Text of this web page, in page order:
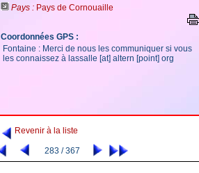
Pays : Pays de Cornouaille
Coordonnées GPS :
Fontaine : Merci de nous les communiquer si vous
les connaissez à lassalle [at] altern [point] org
Revenir à la liste
283 / 367